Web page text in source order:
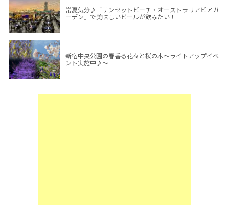
常夏気分♪『サンセットビーチ・オーストラリアビアガ
ーデン』で美味しいビールが飲みたい！
新宿中央公園の春香る花々と桜の木～ライトアップイベ
ント実施中♪～